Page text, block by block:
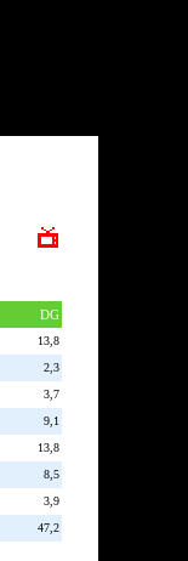
DG
13,8
2,3
3,7
9,1
13,8
8,5
3,9
47,2